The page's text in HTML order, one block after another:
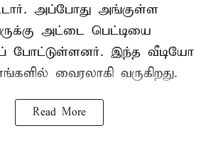
அப்போது அங்குள்ள
அட்டை பெட்டியை
போட்டுள்ளனர். இந்த வீடியோ
வைரலாகி வருகிறது.
Read More